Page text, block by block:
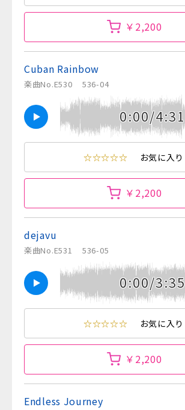
￥2,200
Cuban Rainbow
楽曲No.E530 536-04
0:00/4:31
☆☆☆☆☆ お気に入り
￥2,200
dejavu
楽曲No.E531 536-05
0:00/3:35
☆☆☆☆☆ お気に入り
￥2,200
Endless Journey